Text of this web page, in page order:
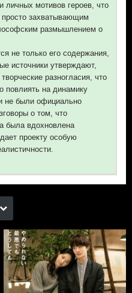
личных мотивов героев, что
захватывающим
размышлением о
не только его содержания,
источники утверждают,
разногласия, что
повлиять на динамику
не были официально
о том, что
была вдохновлена
проекту особую